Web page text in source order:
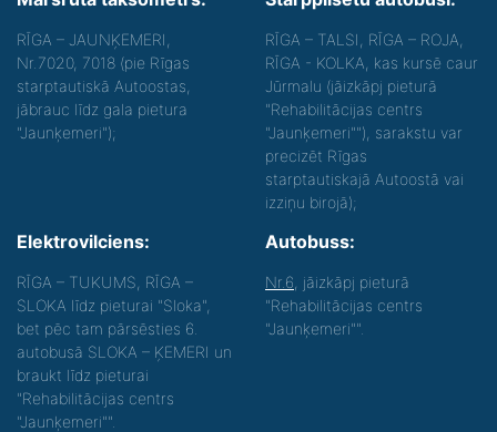
RĪGA – JAUNĶEMERI,
Nr.7020, 7018 (pie Rīgas
starptautiskā Autoostas,
jābrauc līdz gala pietura
"Jaunķemeri");
RĪGA – TALSI, RĪGA – ROJA,
RĪGA - KOLKA, kas kursē caur
Jūrmalu (jāizkāpj pieturā
"Rehabilitācijas centrs
"Jaunķemeri""), sarakstu var
precizēt Rīgas
starptautiskajā Autoostā vai
izziņu birojā);
Elektrovilciens:
RĪGA – TUKUMS, RĪGA –
SLOKA līdz pieturai "Sloka",
bet pēc tam pārsēsties 6.
autobusā SLOKA – ĶEMERI un
braukt līdz pieturai
"Rehabilitācijas centrs
"Jaunķemeri"".
Autobuss:
Nr.6 , jāizkāpj pieturā
"Rehabilitācijas centrs
"Jaunķemeri"".